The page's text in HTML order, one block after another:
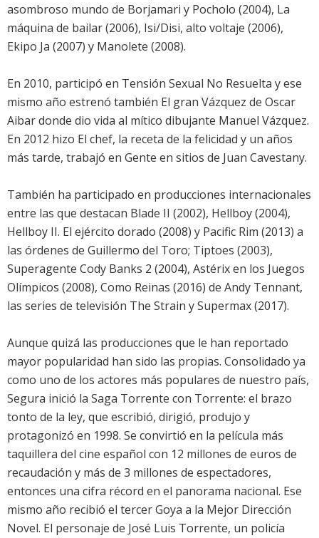
asombroso mundo de Borjamari y Pocholo (2004), La
máquina de bailar (2006), Isi/Disi, alto voltaje (2006),
Ekipo Ja (2007) y Manolete (2008).
En 2010, participó en Tensión Sexual No Resuelta y ese
mismo año estrenó también El gran Vázquez de Oscar
Aibar donde dio vida al mítico dibujante Manuel Vázquez.
En 2012 hizo El chef, la receta de la felicidad y un años
más tarde, trabajó en Gente en sitios de Juan Cavestany.
También ha participado en producciones internacionales
entre las que destacan Blade II (2002), Hellboy (2004),
Hellboy II. El ejército dorado (2008) y Pacific Rim (2013) a
las órdenes de Guillermo del Toro; Tiptoes (2003),
Superagente Cody Banks 2 (2004), Astérix en los Juegos
Olímpicos (2008), Como Reinas (2016) de Andy Tennant,
las series de televisión The Strain y Supermax (2017).
Aunque quizá las producciones que le han reportado
mayor popularidad han sido las propias. Consolidado ya
como uno de los actores más populares de nuestro país,
Segura inició la Saga Torrente con Torrente: el brazo
tonto de la ley, que escribió, dirigió, produjo y
protagonizó en 1998. Se convirtió en la película más
taquillera del cine español con 12 millones de euros de
recaudación y más de 3 millones de espectadores,
entonces una cifra récord en el panorama nacional. Ese
mismo año recibió el tercer Goya a la Mejor Dirección
Novel. El personaje de José Luis Torrente, un policía